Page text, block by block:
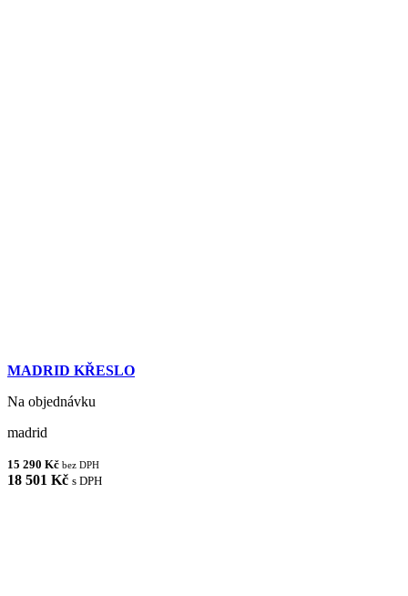
MADRID KŘESLO
Na objednávku
madrid
15 290 Kč bez DPH
18 501 Kč s DPH